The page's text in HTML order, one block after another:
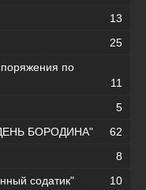
13
25
по
11
5
БОРОДИНА"
62
8
содатик"
10